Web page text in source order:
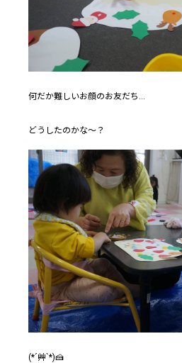
何だか難しいお顔のお友だち…
どうしたのかな～？
(*´艸`*)🍰